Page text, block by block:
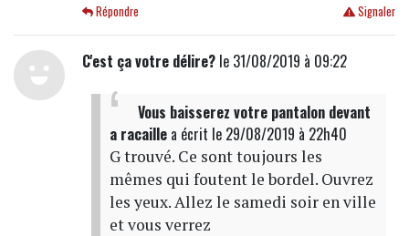
Signaler
Répondre
C'est ça votre délire?le 31/08/2019 à 09:22
Vous baisserez votre pantalon devant
a racaillea écrit le 29/08/2019 à 22h40
G trouvé. Ce sont toujours les
mêmes qui foutent le bordel. Ouvrez
les yeux. Allez le samedi soir en ville
et vous verrez